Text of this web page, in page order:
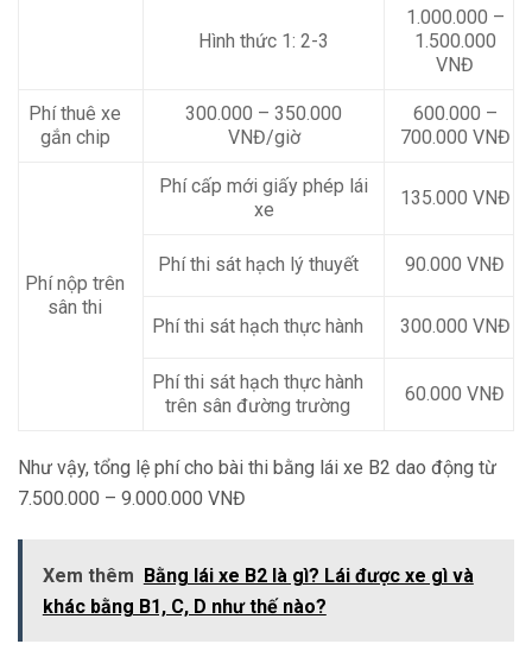
Hình thức 1: 2-3
1.000.000 –
1.500.000
VNĐ
Phí thuê xe
gắn chip
300.000 – 350.000
VNĐ/giờ
600.000 –
700.000 VNĐ
Phí nộp trên
sân thi
Phí cấp mới giấy phép lái
xe
135.000 VNĐ
Phí thi sát hạch lý thuyết 90.000 VNĐ
Phí thi sát hạch thực hành 300.000 VNĐ
Phí thi sát hạch thực hành
trên sân đường trường
60.000 VNĐ
Như vậy, tổng lệ phí cho bài thi bằng lái xe B2 dao động từ
7.500.000 – 9.000.000 VNĐ
Xem thêm Bằng lái xe B2 là gì? Lái được xe gì và
khác bằng B1, C, D như thế nào?